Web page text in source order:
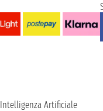
Intelligenza Artificiale